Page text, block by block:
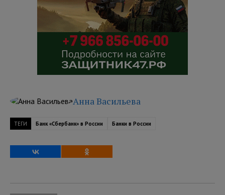
Анна Васильева
ТЕГИ Банк «Сбербанк» в России Банки в России